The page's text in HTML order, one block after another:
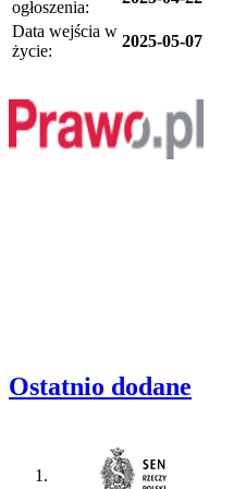
ogłoszenia:
Data wejścia w
życie:
2025-05-07
Ostatnio dodane